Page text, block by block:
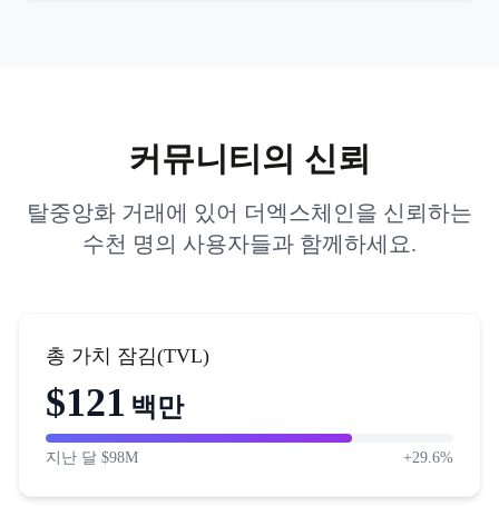
커뮤니티의 신뢰
탈중앙화 거래에 있어 더엑스체인을 신뢰하는
수천 명의 사용자들과 함께하세요.
총 가치 잠김(TVL)
$127 백만
지난 달 $98M +29.6%